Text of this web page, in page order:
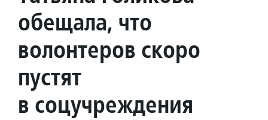
обещала, что
волонтеров скоро
пустят
в соцучреждения